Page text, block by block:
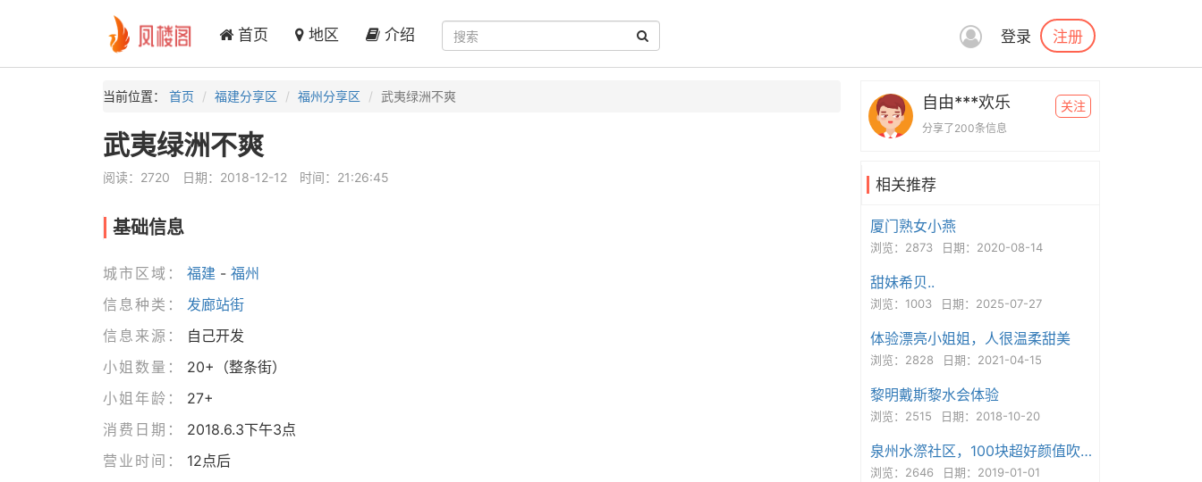
首页 地区 介绍 登录 注册
当前位置： 首页 福建分享区 福州分享区 武夷绿洲不爽
武夷绿洲不爽
阅读：2720 日期：2018-12-12 时间：21:26:45
基础信息
城市区域： 福建- 福州
信息种类：
发廊站街
信息来源：
自己开发
小姐数量：
20+（整条街）
小姐年龄：
27+
消费日期：
2018.6.3下午3点
营业时间：
12点后
自由***欢乐
分享了200条信息
关注
相关推荐
厦门熟女小燕
浏览：2873 日期：2020-08-14
甜妹希贝..
浏览：1003 日期：2025-07-27
体验漂亮小姐姐，人很温柔甜美
浏览：2828 日期：2021-04-15
黎明戴斯黎水会体验
浏览：2515 日期：2018-10-20
泉州水漈社区，100块超好颜值吹做快餐
浏览：2646 日期：2019-01-01